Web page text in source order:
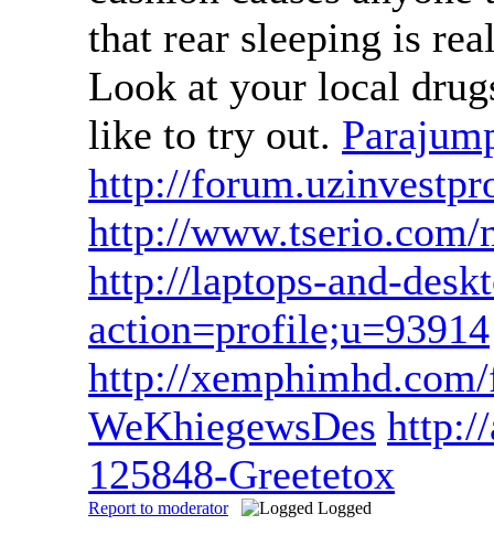
that rear sleeping is
Look at your local
like to try out.
http://
http://www.tserio.com/
http://laptops-and-
action=profile;u=93914
http://
WeKhiegewsDes
125848-Greetetox
Report to moderator Logged